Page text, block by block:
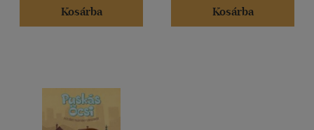
Kosárba
Kosárba